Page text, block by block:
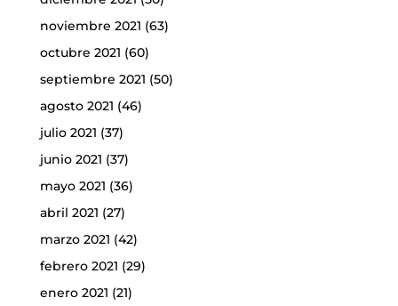
noviembre 2021 (63)
octubre 2021 (60)
septiembre 2021 (50)
agosto 2021 (46)
julio 2021 (37)
junio 2021 (37)
mayo 2021 (36)
abril 2021 (27)
marzo 2021 (42)
febrero 2021 (29)
enero 2021 (21)